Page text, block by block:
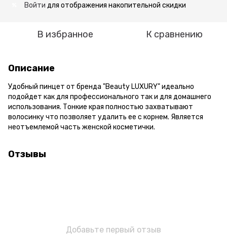
Войти для отображения накопительной скидки
В избранное К сравнению
Описание
Удобный пинцет от бренда "Beauty LUXURY" идеально
подойдет как для профессионального так и для домашнего
использования. Тонкие края полностью захватывают
волосинку что позволяет удалить ее с корнем. Является
неотъемлемой часть женской косметички.
Отзывы
Добавьте первый отзыв